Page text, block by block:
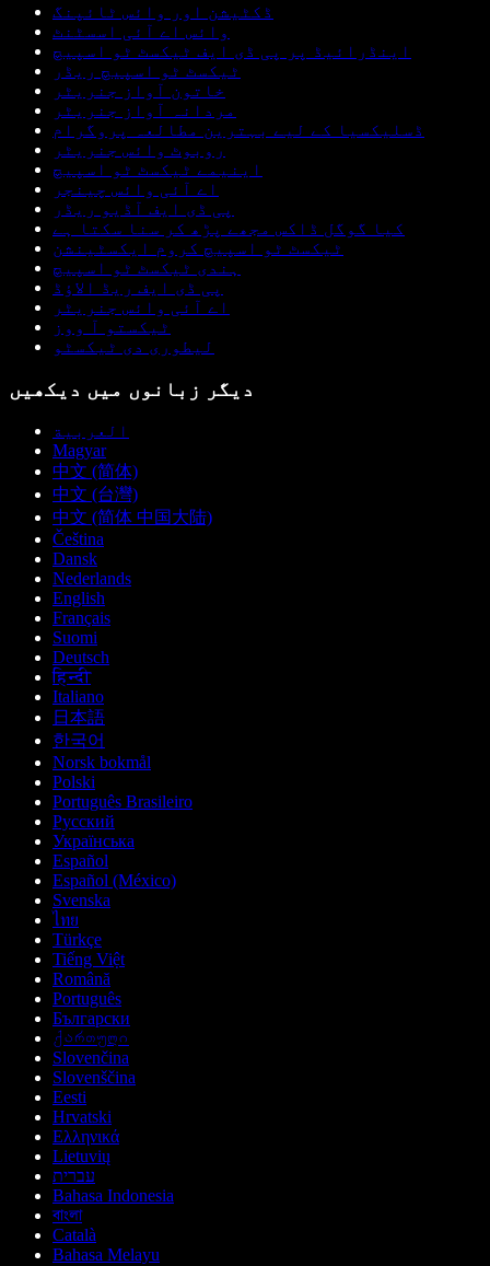
ڈکٹیشن اور وائس ٹائپنگ
وائس اے آئی اسسٹنٹ
اینڈرائیڈ پر پی ڈی ایف ٹیکسٹ ٹو اسپیچ
ٹیکسٹ ٹو اسپیچ ریڈر
خاتون آواز جنریٹر
مردانہ آواز جنریٹر
ڈسلیکسیا کے لیے بہترین مطالعہ پروگرام
روبوٹ وائس جنریٹر
اینیمے ٹیکسٹ ٹو اسپیچ
اے آئی وائس چینجر
پی ڈی ایف آڈیو ریڈر
کیا گوگل ڈاکس مجھے پڑھ کر سنا سکتا ہے
ٹیکسٹ ٹو اسپیچ کروم ایکسٹینشن
ہندی ٹیکسٹ ٹو اسپیچ
پی ڈی ایف ریڈ الاؤڈ
اے آئی وائس جنریٹر
ٹیکستو آ ووز
لیطوری دی ٹیکسٹو
دیگر زبانوں میں دیکھیں
العربية
Magyar
中文 (简体)
中文 (台灣)
中文 (简体 中国大陆)
Čeština
Dansk
Nederlands
English
Français
Suomi
Deutsch
हिन्दी
Italiano
日本語
한국어
Norsk bokmål
Polski
Português Brasileiro
Русский
Українська
Español
Español (México)
Svenska
ไทย
Türkçe
Tiếng Việt
Română
Português
Български
ქართული
Slovenčina
Slovenščina
Eesti
Hrvatski
Ελληνικά
Lietuvių
עברית
Bahasa Indonesia
বাংলা
Català
Bahasa Melayu